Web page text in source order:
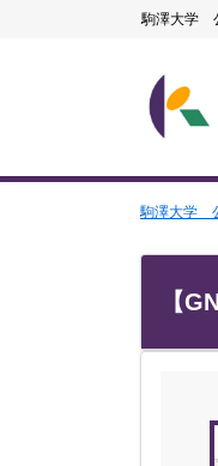
駒澤大学
駒澤大学
【